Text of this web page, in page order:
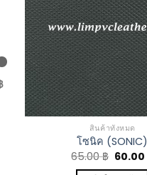
สินค้าทั้งหมด
โซนิค (SONIC)
65.00฿ 60.00